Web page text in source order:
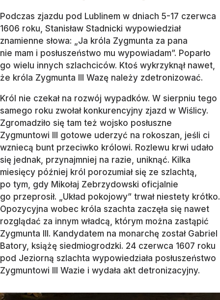
Podczas zjazdu pod Lublinem w dniach 5-17 czerwca
1606 roku, Stanisław Stadnicki wypowiedział
znamienne słowa: „Ja króla Zygmunta za pana
nie mam i posłuszeństwo mu wypowiadam”. Poparło
go wielu innych szlachciców. Ktoś wykrzyknął nawet,
że króla Zygmunta III Wazę należy zdetronizować.
Król nie czekał na rozwój wypadków. W sierpniu tego
samego roku zwołał konkurencyjny zjazd w Wiślicy.
Zgromadziło się tam też wojsko posłuszne
Zygmuntowi III gotowe uderzyć na rokoszan, jeśli ci
wzniecą bunt przeciwko królowi. Rozlewu krwi udało
się jednak, przynajmniej na razie, uniknąć. Kilka
miesięcy później król porozumiał się ze szlachtą,
po tym, gdy Mikołaj Zebrzydowski oficjalnie
go przeprosił. „Układ pokojowy” trwał niestety krótko.
Opozycyjna wobec króla szachta zaczęła się nawet
rozglądać za innym władcą, którym można zastąpić
Zygmunta III. Kandydatem na monarchę został Gabriel
Batory, książę siedmiogrodzki. 24 czerwca 1607 roku
pod Jeziorną szlachta wypowiedziała posłuszeństwo
Zygmuntowi III Wazie i wydała akt detronizacyjny.